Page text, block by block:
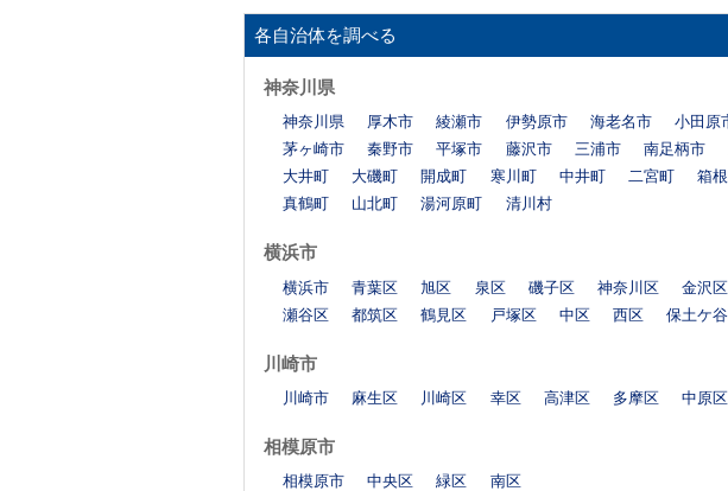
各自治体を調べる
神奈川県
神奈川県 厚木市 綾瀬市 伊勢原市 海老名市 小田原
茅ヶ崎市
秦野市 平塚市 藤沢市 三浦市 南足柄市
大井町
大磯町 開成町 寒川町 中井町 二宮町 箱
真鶴町
山北町 湯河原町 清川村
横浜市
横浜市 青葉区 旭区 泉区 磯子区 神奈川区 金沢区
瀬谷区
都筑区 鶴見区 戸塚区 中区 西区 保土ケ
川崎市
川崎市 麻生区 川崎区 幸区 高津区 多摩区 中原区
相模原市
相模原市 中央区 緑区 南区